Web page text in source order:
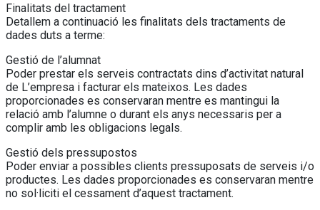
Finalitats del tractament
Detallem a continuació les finalitats dels tractaments de
dades duts a terme:
Gestió de l’alumnat
Poder prestar els serveis contractats dins d’activitat natural
de L’empresa i facturar els mateixos. Les dades
proporcionades es conservaran mentre es mantingui la
relació amb l’alumne o durant els anys necessaris per a
complir amb les obligacions legals.
Gestió dels pressupostos
Poder enviar a possibles clients pressuposats de serveis i/o
productes. Les dades proporcionades es conservaran mentre
no sol·liciti el cessament d’aquest tractament.